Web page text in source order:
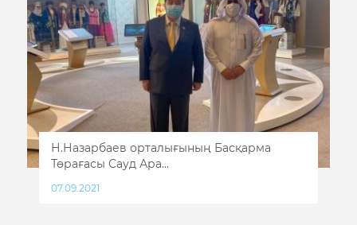
Н.Назарбаев орталығының Басқарма
Төрағасы Сауд Ара...
07.09.2021